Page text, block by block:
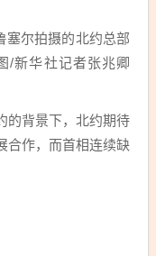
塞尔拍摄的北约总部
/新华社记者张兆卿
的背景下，北约期待
合作，而首相连续缺